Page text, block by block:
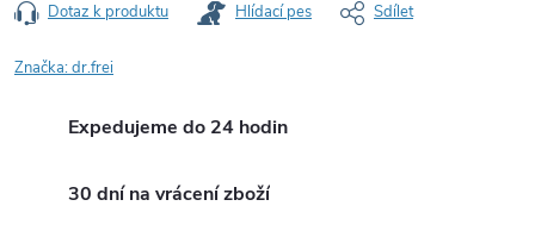
Dotaz k produktu Hlídací pes Sdílet
Značka:dr.frei
Expedujeme do 24 hodin
30 dní na vrácení zboží